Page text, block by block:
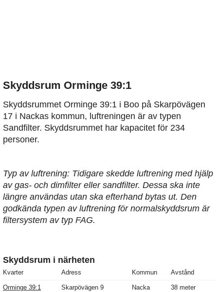
Skyddsrum Orminge 39:1
Skyddsrummet Orminge 39:1 i Boo på Skarpövägen
17 i Nackas kommun, luftreningen är av typen
Sandfilter. Skyddsrummet har kapacitet för 234
personer.
Typ av luftrening: Tidigare skedde luftrening med hjälp
av gas- och dimfilter eller sandfilter. Dessa ska inte
längre användas utan ska efterhand bytas ut. Den
godkända typen av luftrening för normalskyddsrum är
filtersystem av typ FAG.
Skyddsrum i närheten
Kvarter Adress Kommun Avstånd
Orminge 39:1 Skarpövägen 9 Nacka 38 meter